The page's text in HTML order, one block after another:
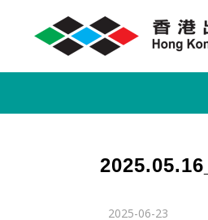
2025.05.16_
2025-06-23